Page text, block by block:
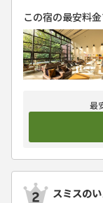
この宿の最安料
スミスの